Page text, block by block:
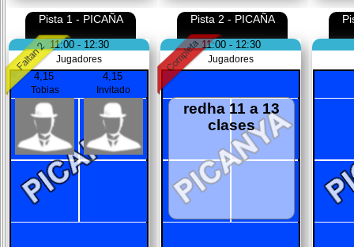
Pista 1 - PICAÑA
11:00 - 12:30
Jugadores
4,15
Tobias
4,15
Invitado
Pista 2 - PICAÑA
11:00 - 12:30
Jugadores
redha 11 a 13
clases